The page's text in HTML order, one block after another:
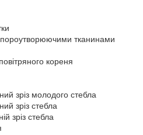
тканинами
кореня
зріз молодого стебла
зріз стебла
зріз стебла